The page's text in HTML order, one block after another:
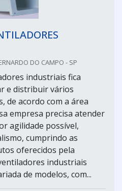
DO CAMPO - SP
industriais fica
e distribuir vários
de acordo com a área
empresa precisa atender
agilidade possível,
cumprindo as
oferecidos pela
industriais
de modelos, com...